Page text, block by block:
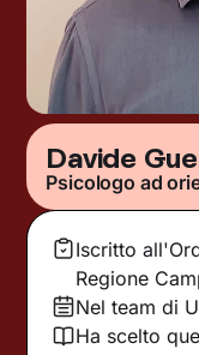
Davide
Psicologo ad
Iscritto
Regione
Nel team di
Ha scelto